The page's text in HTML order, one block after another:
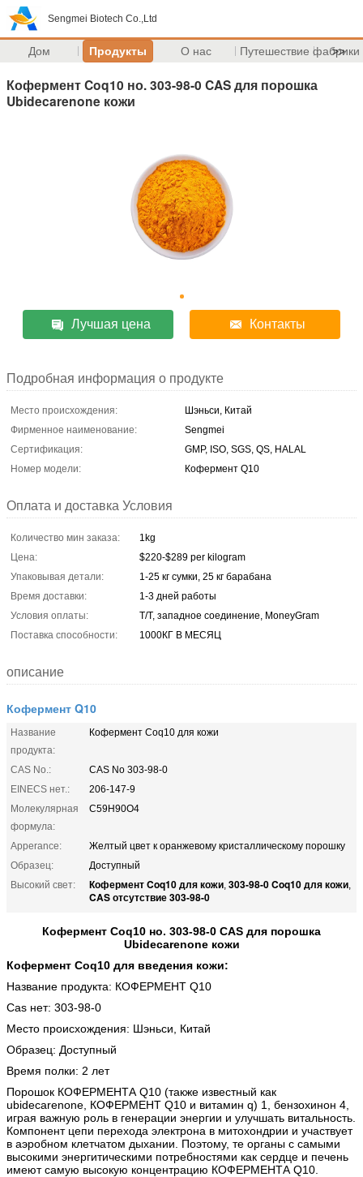
Sengmei Biotech Co.,Ltd
Дом Продукты О нас Путешествие фабрики
>>
Кофермент Coq10 но. 303-98-0 CAS для порошка
Ubidecarenone кожи
Лучшая цена Контакты
Подробная информация о продукте
Место происхождения:
Шэньси, Китай
Фирменное наименование:
Sengmei
Сертификация:
GMP, ISO, SGS, QS, HALAL
Номер модели:
Кофермент Q10
Оплата и доставка Условия
Количество мин заказа:
1kg
Цена:
$220-$289 per kilogram
Упаковывая детали:
1-25 кг сумки, 25 кг барабана
Время доставки:
1-3 дней работы
Условия оплаты:
T/T, западное соединение, MoneyGram
Поставка способности:
1000КГ В МЕСЯЦ
описание
Кофермент Q10
Название
продукта:
Кофермент Coq10 для кожи
CAS No.:
CAS No 303-98-0
EINECS нет.:
206-147-9
Молекулярная
формула:
C59H90O4
Apperance:
Желтый цвет к оранжевому кристаллическому порошку
Образец:
Доступный
Высокий свет:
Кофермент Coq10 для кожи, 303-98-0 Coq10 для кожи,
CAS отсутствие 303-98-0
Кофермент Coq10 но. 303-98-0 CAS для порошка
Ubidecarenone кожи
Кофермент Coq10 для введения кожи:
Название продукта: КОФЕРМЕНТ Q10
Cas нет: 303-98-0
Место происхождения: Шэньси, Китай
Образец: Доступный
Время полки: 2 лет
Порошок КОФЕРМЕНТА Q10 (также известный как
ubidecarenone, КОФЕРМЕНТ Q10 и витамин q) 1, бензохинон 4,
играя важную роль в генерации энергии и улучшать витальность.
Компонент цепи перехода электрона в митохондрии и участвует
в аэробном клетчатом дыхании. Поэтому, те органы с самыми
высокими энергитическими потребностями как сердце и печень
имеют самую высокую концентрацию КОФЕРМЕНТА Q10.